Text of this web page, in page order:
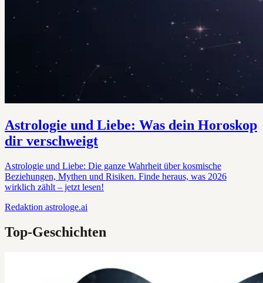
Astrologie und Liebe: Was dein Horoskop
dir verschweigt
Astrologie und Liebe: Die ganze Wahrheit über kosmische
Beziehungen, Mythen und Risiken. Finde heraus, was 2026
wirklich zählt – jetzt lesen!
Redaktion astrologe.ai
Top-Geschichten